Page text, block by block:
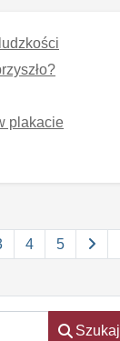
Szukaj
plakacie
4 5